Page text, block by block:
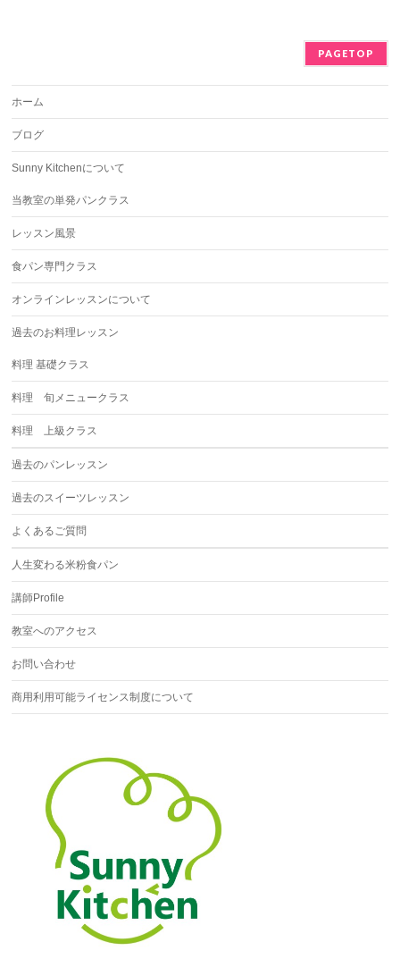
PAGETOP
ホーム
ブログ
Sunny Kitchenについて
当教室の単発パンクラス
レッスン風景
食パン専門クラス
オンラインレッスンについて
過去のお料理レッスン
料理 基礎クラス
料理 旬メニュークラス
料理 上級クラス
過去のパンレッスン
過去のスイーツレッスン
よくあるご質問
人生変わる米粉食パン
講師Profile
教室へのアクセス
お問い合わせ
商用利用可能ライセンス制度について